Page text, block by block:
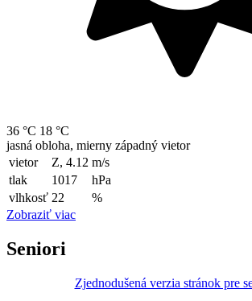
36 °C 18 °C
jasná obloha, mierny západný vietor
vietor
Z, 4.12 m/s
tlak
1017
hPa
vlhkosť 22
%
Zobraziť viac
Seniori
Zjednodušená verzia stránok pre